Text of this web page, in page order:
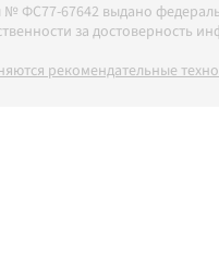
№ ФС77-67642 выдано
за
рекомендательные